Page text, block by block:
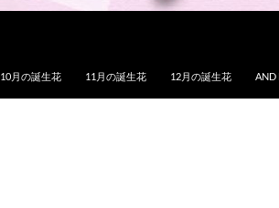
10月の誕生花 11月の誕生花 12月の誕生花 AND